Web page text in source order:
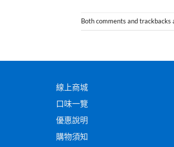
Both comments and trackbacks
線上商城
口味一覽
優惠說明
購物須知